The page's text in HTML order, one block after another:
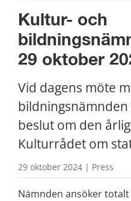
Kultur- och
29 oktober
Vid dagens möte
beslut om den
Kulturrådet om
29 oktober 2024 | Press
Nämnden ansöker